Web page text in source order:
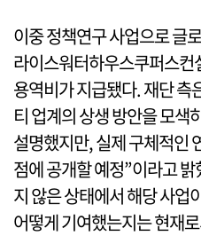
이중 정책연구 사업으로 글
라이스워터하우스쿠퍼스컨
용역비가 지급됐다. 재단 측
티 업계의 상생 방안을 모색
설명했지만, 실제 구체적인
점에 공개할 예정”이라고
지 않은 상태에서 해당 사업
어떻게 기여했는지는 현재